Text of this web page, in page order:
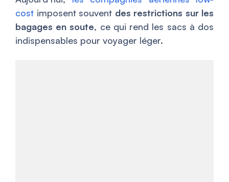
cost imposent souvent des restrictions sur les
bagages en soute, ce qui rend les sacs à dos
indispensables pour voyager léger.